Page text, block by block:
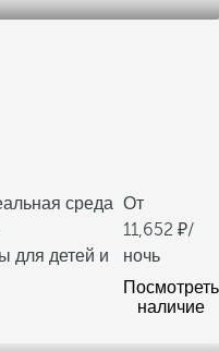
среда
для детей и
От
11,652
/
ночь
Посмотреть
наличие